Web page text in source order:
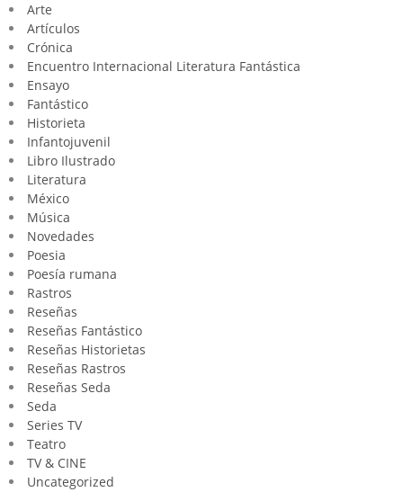
Arte
Artículos
Crónica
Encuentro Internacional Literatura Fantástica
Ensayo
Fantástico
Historieta
Infantojuvenil
Libro Ilustrado
Literatura
México
Música
Novedades
Poesia
Poesía rumana
Rastros
Reseñas
Reseñas Fantástico
Reseñas Historietas
Reseñas Rastros
Reseñas Seda
Seda
Series TV
Teatro
TV & CINE
Uncategorized